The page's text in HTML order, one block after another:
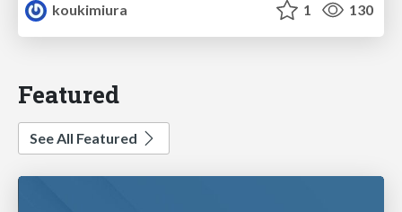
koukimiura
1 130
Featured
See All Featured